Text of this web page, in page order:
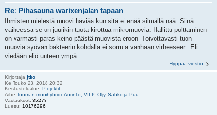
Re: Pihasauna warixenjalan tapaan
Ihmisten mielestä muovi häviää kun sitä ei enää silmällä nää. Siinä
vaiheessa se on juurikin tuota kirottua mikromuovia. Hallittu polttaminen
on varmasti paras keino päästä muovista eroon. Toivottavasti tuon
muovia syövän bakteerin kohdalla ei sorruta vanhaan virheeseen. Eli
viedään eliö uuteen ympä ...
Hyppää viestiin
Kirjoittaja jtbo
Ke Touko 23, 2018 20:32
Keskustelualue: Projektit
Aihe: tuuman monihybridi: Aurinko, VILP, Öljy, Sähkö ja Puu
Vastaukset: 35278
Luettu: 10176296